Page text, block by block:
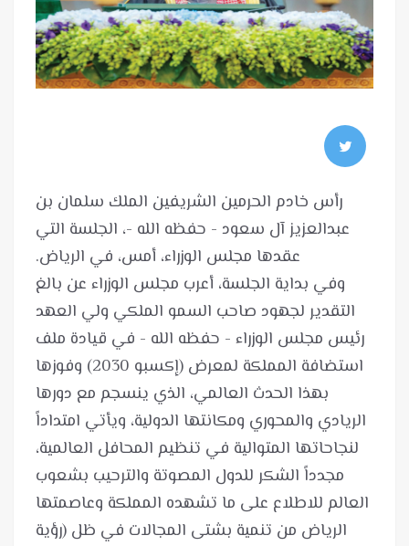
رأس خادم الحرمين الشريفين الملك سلمان بن
عبدالعزيز آل سعود - حفظه الله -، الجلسة التي
وفي بداية الجلسة، أعرب مجلس الوزراء عن بالغ
التقدير لجهود صاحب السمو الملكي ولي العهد
رئيس مجلس الوزراء - حفظه الله - في قيادة ملف
استضافة المملكة لمعرض (إكسبو 2030) وفوزها
بهذا الحدث العالمي، الذي ينسجم مع دورها
الريادي والمحوري ومكانتها الدولية، ويأتي امتداداً
لنجاحاتها المتوالية في تنظيم المحافل العالمية،
مجدداً الشكر للدول المصوتة والترحيب بشعوب
العالم للاطلاع على ما تشهده المملكة وعاصمتها
الرياض من تنمية بشتى المجالات في ظل (رؤية